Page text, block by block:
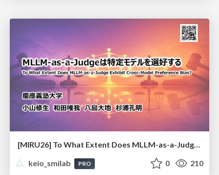
keio_smilab
PRO 0 210